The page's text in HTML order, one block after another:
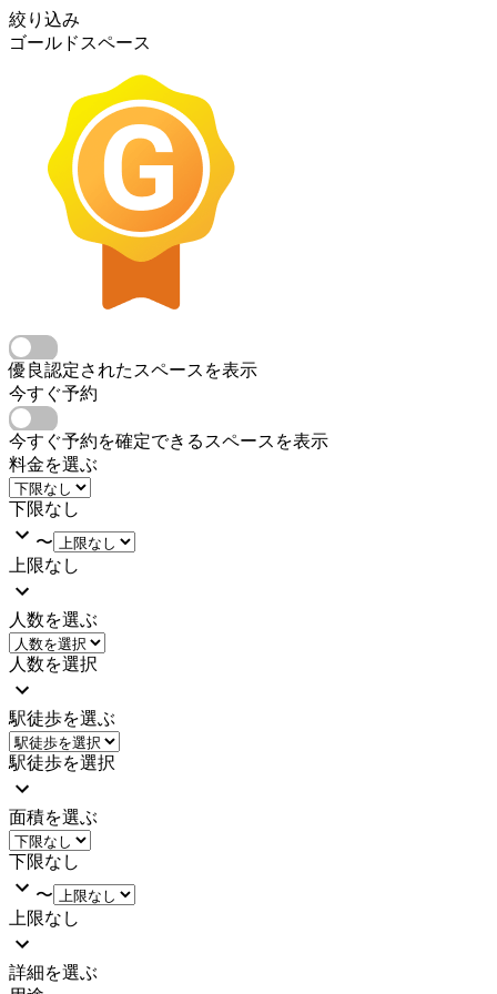
絞り込み
ゴールドスペース
優良認定されたスペースを表示
今すぐ予約
今すぐ予約を確定できるスペースを表示
料金を選ぶ
下限なし
〜
上限なし
人数を選ぶ
人数を選択
駅徒歩を選ぶ
駅徒歩を選択
面積を選ぶ
下限なし
〜
上限なし
詳細を選ぶ